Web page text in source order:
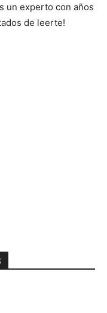
un experto con años
de leerte!